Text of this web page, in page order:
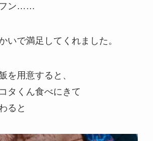
フン……
いで満足してくれました。
を用意すると、
タくん食べにきて
ると